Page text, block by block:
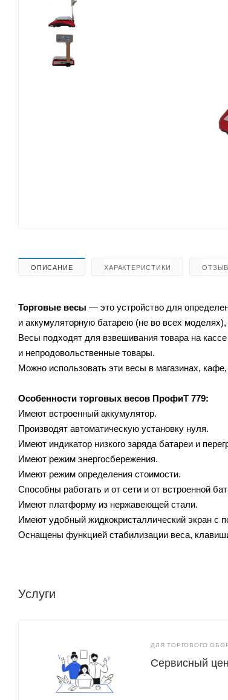
ОПИСАНИЕ ХАРАКТЕРИСТИКИ
Торговые весы — это устройство для
и аккумуляторную батарею (не во всех
Весы подходят для взвешивания товара на
и непродовольственные товары.
Можно использовать эти весы в магазинах,
Особенности торговых весов ПрофиТ 779:
Имеют встроенный аккумулятор.
Производят автоматическую установку нуля.
Имеют индикатор низкого заряда батареи и
Имеют режим энергосбережения.
Имеют режим определения стоимости.
Способны работать и от сети и от встроенной
Имеют платформу из нержавеющей стали.
Имеют удобный жидкокристаллический экран с
Оснащены функцией стабилизации веса,
Услуги
ДЛЯ ТОРГОВОГО
Сервисный